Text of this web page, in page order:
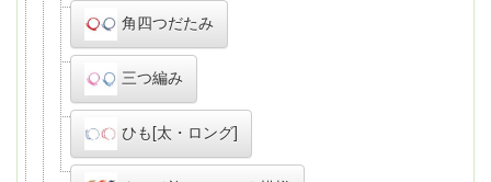
角四つだたみ
三つ編み
ひも[太・ロング]